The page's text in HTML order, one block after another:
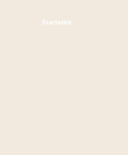
Startseite